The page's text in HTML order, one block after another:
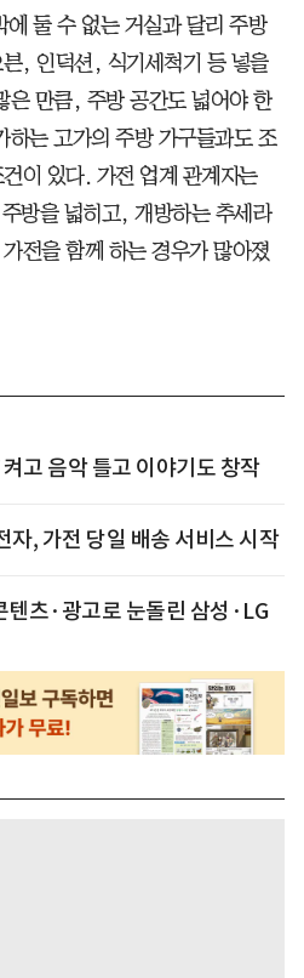
둘 수 없는 거실과 달리 주방
, 인덕션, 식기세척기 등 넣을
은 만큼, 주방 공간도 넓어야 한
하는 고가의 주방 가구들과도 조
이 있다. 가전 업계 관계자는
방을 넓히고, 개방하는 추세라
전을 함께 하는 경우가 많아졌
고 음악 틀고 이야기도 창작
, 가전 당일 배송 서비스 시작
츠·광고로 눈돌린 삼성·LG